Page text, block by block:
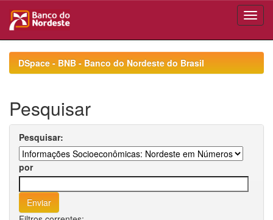
navigationDSpace - BNB - Banco do Nordeste do Brasil
Pesquisar
Pesquisar:
por